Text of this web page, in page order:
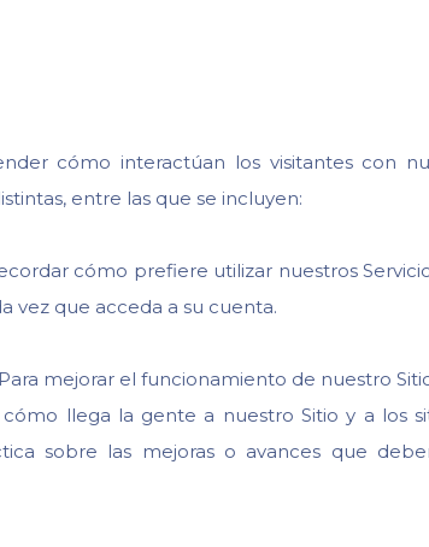
cómo interactúan los visitantes con
entre las que se incluyen:
cómo prefiere utilizar nuestros
vez que acceda a su cuenta.
Para mejorar el funcionamiento de nuestro
llega la gente a nuestro Sitio y a los
sobre las mejoras o avances que